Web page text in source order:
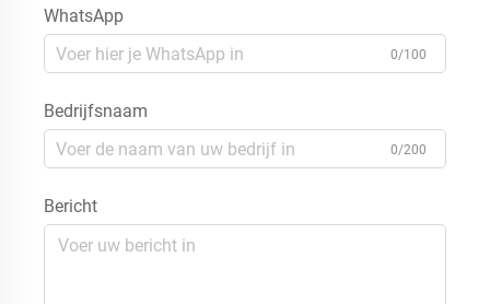
WhatsApp
0/100
Bedrijfsnaam
0/200
Bericht